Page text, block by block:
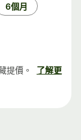
6個月
提價。
了解更